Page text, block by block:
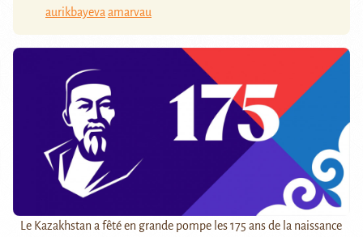
aurikbayeva amarvau
Le Kazakhstan a fêté en grande pompe les 175 ans de la naissance